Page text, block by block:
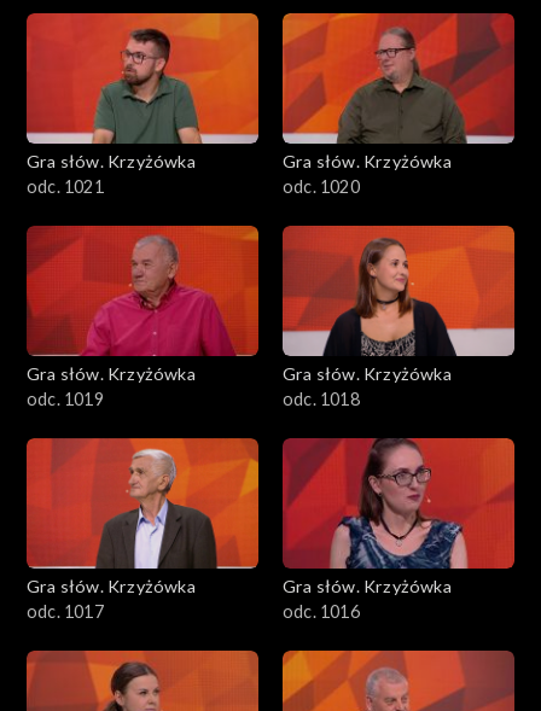
Gra słów. Krzyżówka
odc. 1021
Gra słów. Krzyżówka
odc. 1020
Gra słów. Krzyżówka
odc. 1019
Gra słów. Krzyżówka
odc. 1018
Gra słów. Krzyżówka
odc. 1017
Gra słów. Krzyżówka
odc. 1016